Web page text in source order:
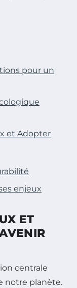
pour un
et Adopter
enjeux
ET
centrale
notre planète.